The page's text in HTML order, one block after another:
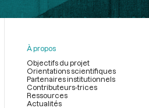
À propos
Objectifs du projet
Orientations scientifiques
Partenaires institutionnels
Contributeurs-trices
Ressources
Actualités